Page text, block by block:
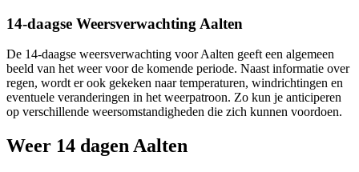
14-daagse Weersverwachting Aalten
De 14-daagse weersverwachting voor Aalten geeft een algemeen
beeld van het weer voor de komende periode. Naast informatie over
regen, wordt er ook gekeken naar temperaturen, windrichtingen en
eventuele veranderingen in het weerpatroon. Zo kun je anticiperen
op verschillende weersomstandigheden die zich kunnen voordoen.
Weer 14 dagen Aalten